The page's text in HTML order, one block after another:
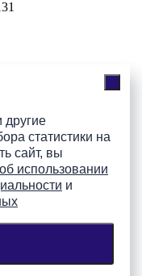
другие
статистики на
сайт, вы
использовании
и